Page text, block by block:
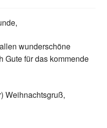
wunderschöne
Gute für das kommende
Weihnachtsgruß,…